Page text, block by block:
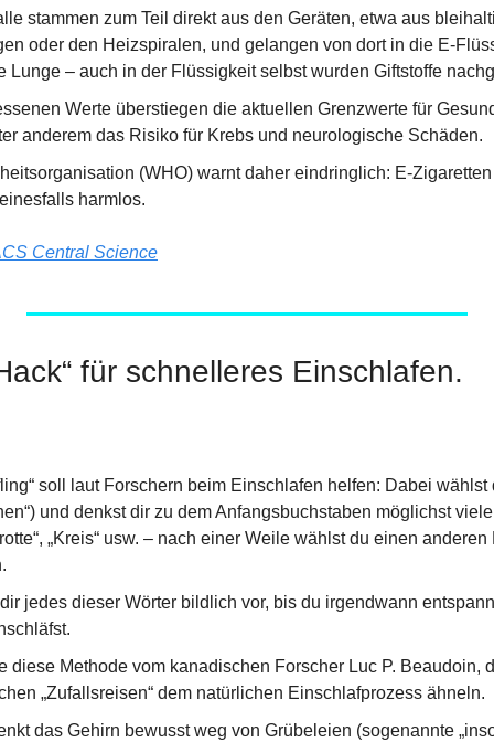
stammen zum Teil direkt aus den Geräten, etwa aus
oder den Heizspiralen, und gelangen von dort in die E-
Lunge – auch in der Flüssigkeit selbst wurden Giftstoffe
Werte überstiegen die aktuellen Grenzwerte für
anderem das Risiko für Krebs und neurologische Schäden.
(WHO) warnt daher eindringlich: E-
harmlos.
Central Science
für schnelleres Einschlafen.
soll laut Forschern beim Einschlafen helfen: Dabei
und denkst dir zu dem Anfangsbuchstaben möglichst
„Kreis“ usw. – nach einer Weile wählst du einen
jedes dieser Wörter bildlich vor, bis du irgendwann
diese Methode vom kanadischen Forscher Luc P. Beaudoin,
„Zufallsreisen“ dem natürlichen Einschlafprozess ähneln.
das Gehirn bewusst weg von Grübeleien (sogenannte